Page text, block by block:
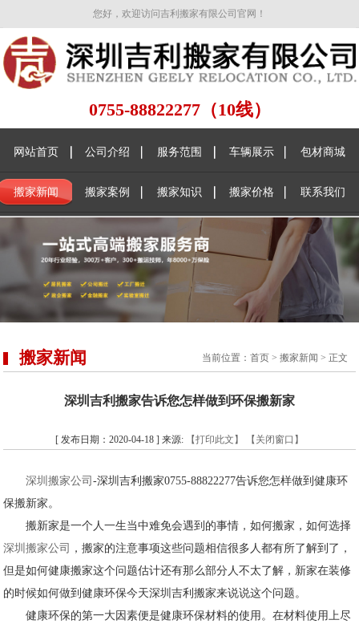
您好，欢迎访问吉利搬家有限公司官网！
0755-88822277（10线）
网站首页 公司介绍 服务范围 车辆展示 包材商城
搬家新闻 搬家案例 搬家知识 搬家价格 联系我们
搬家新闻 当前位置： 首页> 搬家新闻 > 正文
深圳吉利搬家告诉您怎样做到环保搬新家
[ 发布日期：2020-04-18 ] 来源: 【打印此文】 【关闭窗口】
深圳搬家公司-深圳吉利搬家0755-88822277告诉您怎样做到健康环
保搬新家。
搬新家是一个人一生当中难免会遇到的事情，如何搬家，如何选择
深圳搬家公司
，搬家的注意事项这些问题相信很多人都有所了解到了，
但是如何健康搬家这个问题估计还有那么部分人不太了解，新家在装修
的时候如何做到健康环保今天深圳吉利搬家来说说这个问题。
健康环保的第一大因素便是健康环保材料的使用。在材料使用上尽